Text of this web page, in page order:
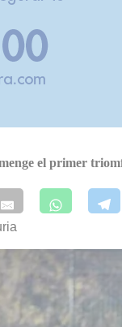
el primer